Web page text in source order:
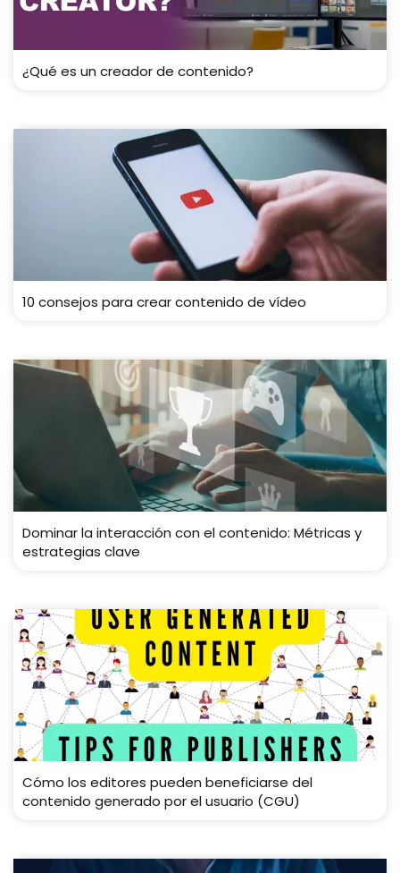
¿Qué es un creador de contenido?
10 consejos para crear contenido de vídeo
Dominar la interacción con el contenido: Métricas y
estrategias clave
Cómo los editores pueden beneficiarse del
contenido generado por el usuario (CGU)